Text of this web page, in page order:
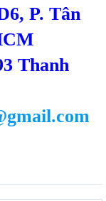
P. Tân
Thanh